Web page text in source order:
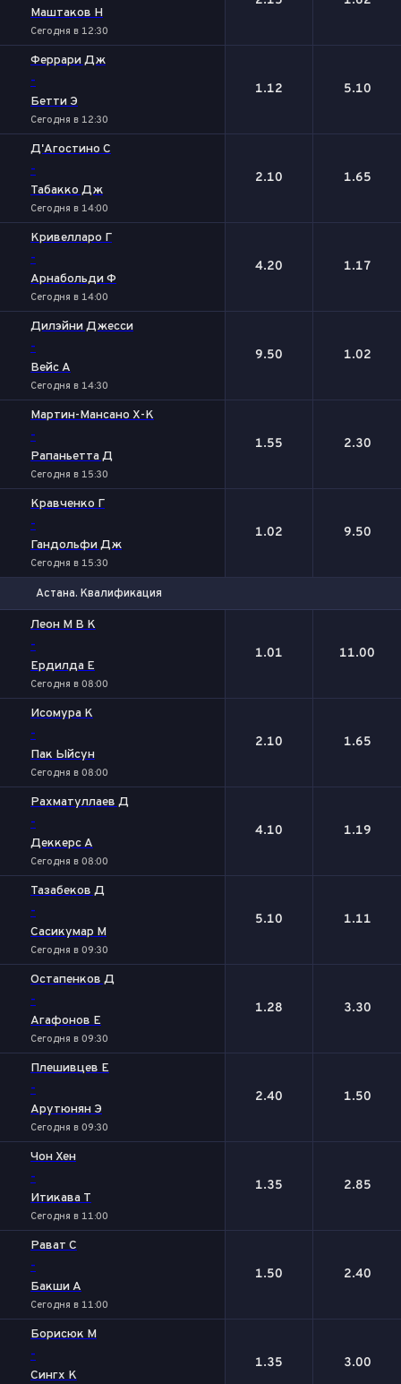
Маштаков Н
Сегодня в 12:30
Феррари Дж
-
Бетти Э
Сегодня в 12:30
1.12 5.10
Д'Агостино С
-
Табакко Дж
Сегодня в 14:00
2.10 1.65
Кривелларо Г
-
Арнабольди Ф
Сегодня в 14:00
4.20 1.17
Дилэйни Джесси
-
Вейс А
Сегодня в 14:30
9.50 1.02
Мартин-Мансано Х-К
-
Рапаньетта Д
Сегодня в 15:30
1.55 2.30
Кравченко Г
-
Гандольфи Дж
Сегодня в 15:30
1.02 9.50
Астана. Квалификация
Леон М В К
-
Ердилда Е
Сегодня в 08:00
1.01 11.00
Исомура К
-
Пак Ыйсун
Сегодня в 08:00
2.10 1.65
Рахматуллаев Д
-
Деккерс А
Сегодня в 08:00
4.10 1.19
Тазабеков Д
-
Сасикумар М
Сегодня в 09:30
5.10 1.11
Остапенков Д
-
Агафонов Е
Сегодня в 09:30
1.28 3.30
Плешивцев Е
-
Арутюнян Э
Сегодня в 09:30
2.40 1.50
Чон Хен
-
Итикава Т
Сегодня в 11:00
1.35 2.85
Рават С
-
Бакши А
Сегодня в 11:00
1.50 2.40
Борисюк М
-
Сингх К
1.35 3.00